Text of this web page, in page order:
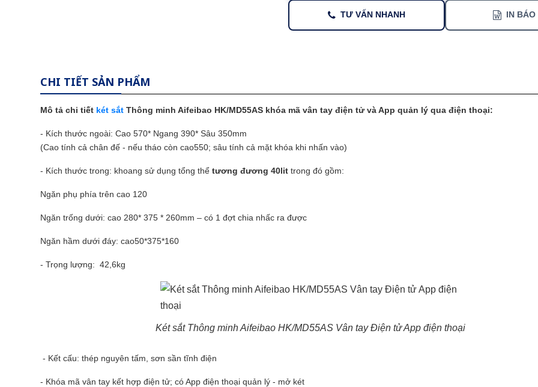
TƯ VẤN NHANH IN
CHI TIẾT SẢN PHẨM
Mô tả chi tiết két sắt Thông minh Aifeibao HK/MD55AS khóa mã vân tay điện tử và App quản lý qua điện thoại:
- Kích thước ngoài: Cao 570* Ngang 390* Sâu 350mm
(Cao tính cả chân đế - nếu tháo còn cao550; sâu tính cả mặt khóa khi nhấn vào)
- Kích thước trong: khoang sử dụng tổng thể tương đương 40lit trong đó gồm:
Ngăn phụ phía trên cao 120
Ngăn trống dưới: cao 280* 375 * 260mm – có 1 đợt chia nhấc ra được
Ngăn hầm dưới đáy: cao50*375*160
- Trọng lượng: 42,6kg
Két sắt Thông minh Aifeibao HK/MD55AS Vân tay Điện tử App điện thoại
- Kết cấu: thép nguyên tấm, sơn sần tĩnh điện
- Khóa mã vân tay kết hợp điện tử; có App điện thoại quản lý - mở két